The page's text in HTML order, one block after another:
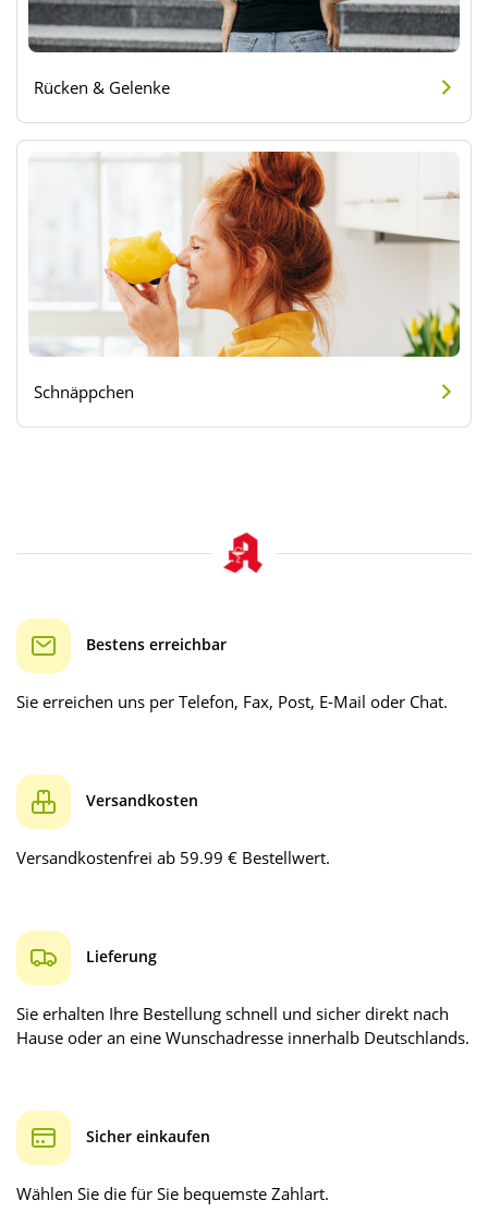
Rücken & Gelenke
Schnäppchen
Bestens erreichbar
Sie erreichen uns per Telefon, Fax, Post, E-Mail oder Chat.
Versandkosten
Versandkostenfrei ab 59.99 € Bestellwert.
Lieferung
Sie erhalten Ihre Bestellung schnell und sicher direkt nach
Hause oder an eine Wunschadresse innerhalb Deutschlands.
Sicher einkaufen
Wählen Sie die für Sie bequemste Zahlart.